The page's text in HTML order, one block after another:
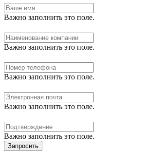
Важно заполнить это поле.
Важно заполнить это поле.
Важно заполнить это поле.
Важно заполнить это поле.
Важно заполнить это поле.
Запросить